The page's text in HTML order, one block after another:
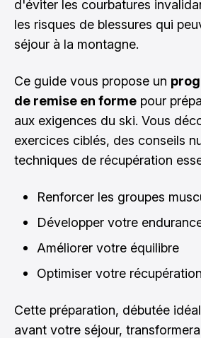
d'éviter les courbatures
les risques de blessures qui
séjour à la montagne.
Ce guide vous propose un
de remise en forme pour
aux exigences du ski. Vous
exercices ciblés, des conseils
techniques de récupération
Renforcer les groupes
Développer votre
Améliorer votre équilibre
Optimiser votre récupération
Cette préparation, débutée
avant votre séjour,